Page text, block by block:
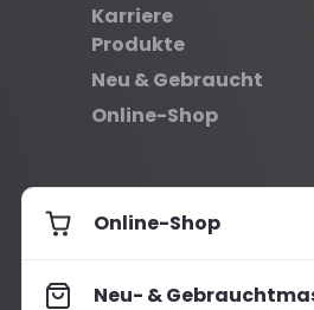
Karriere
Produkte
Neu & Gebraucht
Online-Shop
Online-Shop
Neu- &